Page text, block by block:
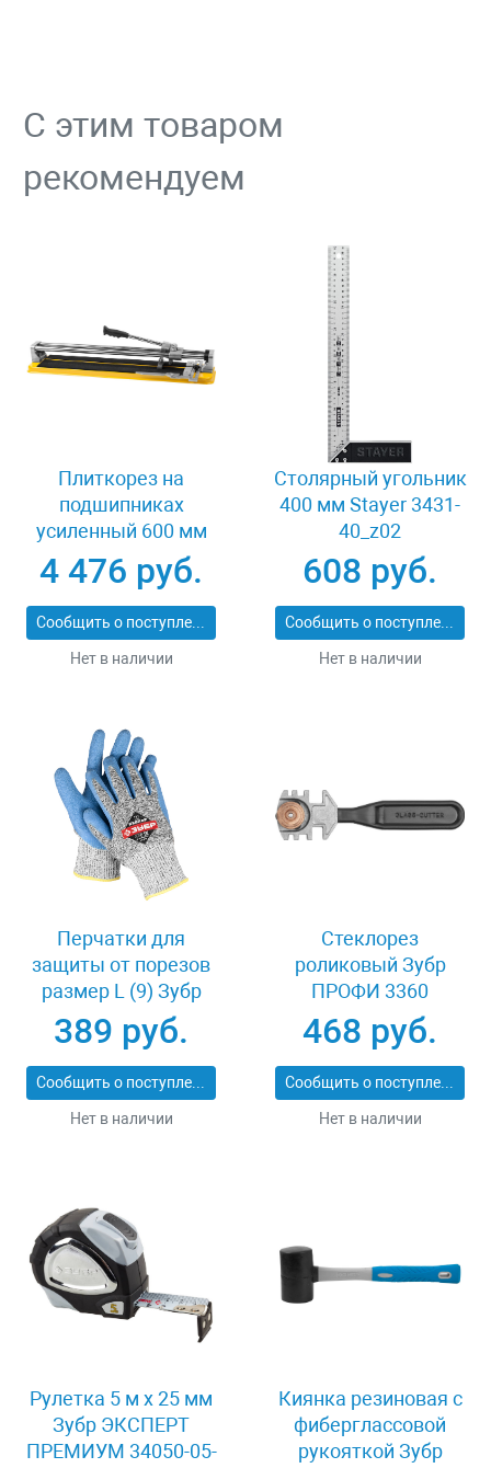
С этим товаром
рекомендуем
Плиткорез на
подшипниках
усиленный 600 мм
Stayer PROFI 3318-60
4 476 руб.
Сообщить о поступлении
Нет в наличии
Столярный угольник
400 мм Stayer 3431-
40_z02
608 руб.
Сообщить о поступлении
Нет в наличии
Перчатки для
защиты от порезов
размер L (9) Зубр
11277-L
389 руб.
Сообщить о поступлении
Нет в наличии
Стеклорез
роликовый Зубр
ПРОФИ 3360
468 руб.
Сообщить о поступлении
Нет в наличии
Рулетка 5 м x 25 мм
Зубр ЭКСПЕРТ
ПРЕМИУМ 34050-05-
Киянка резиновая с
фиберглассовой
рукояткой Зубр